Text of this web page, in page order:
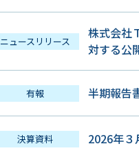
ニュースリリース
株式会社
対する公
有報 半期報告
決算資料 2026年